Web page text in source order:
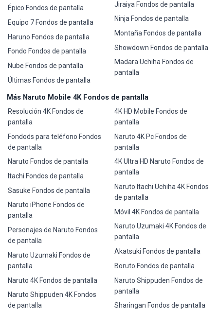
Épico Fondos de pantalla
Equipo 7 Fondos de pantalla
Haruno Fondos de pantalla
Fondo Fondos de pantalla
Nube Fondos de pantalla
Últimas Fondos de pantalla
Jiraiya Fondos de pantalla
Ninja Fondos de pantalla
Montaña Fondos de pantalla
Showdown Fondos de pantalla
Madara Uchiha Fondos de
pantalla
Más Naruto Mobile 4K Fondos de pantalla
Resolución 4K Fondos de
pantalla
Fondods para teléfono Fondos
de pantalla
Naruto Fondos de pantalla
Itachi Fondos de pantalla
Sasuke Fondos de pantalla
Naruto iPhone Fondos de
pantalla
Personajes de Naruto Fondos
de pantalla
Naruto Uzumaki Fondos de
pantalla
Naruto 4K Fondos de pantalla
Naruto Shippuden 4K Fondos
de pantalla
4K HD Mobile Fondos de
pantalla
Naruto 4K Pc Fondos de
pantalla
4K Ultra HD Naruto Fondos de
pantalla
Naruto Itachi Uchiha 4K Fondos
de pantalla
Móvil 4K Fondos de pantalla
Naruto Uzumaki 4K Fondos de
pantalla
Akatsuki Fondos de pantalla
Boruto Fondos de pantalla
Naruto Shippuden Fondos de
pantalla
Sharingan Fondos de pantalla